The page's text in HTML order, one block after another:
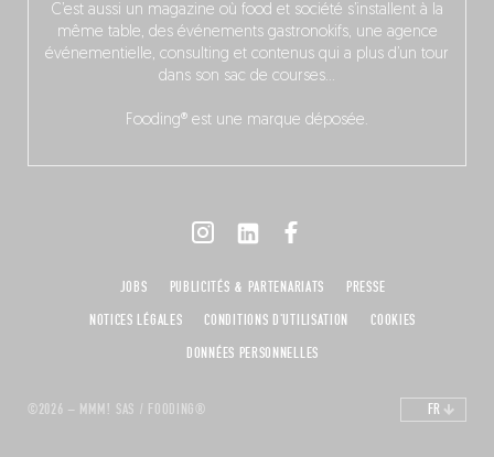
C’est aussi un magazine où food et société s’installent à la
même table, des événements gastronokifs, une agence
événementielle, consulting et contenus qui a plus d’un tour
dans son sac de courses…
Fooding® est une marque déposée.
©2026 – MMM! SAS / FOODING®
JOBS PUBLICITÉS & PARTENARIATS
PRESSE
NOTICES LÉGALES
CONDITIONS D'UTILISATION
COOKIES
DONNÉES PERSONNELLES
FR